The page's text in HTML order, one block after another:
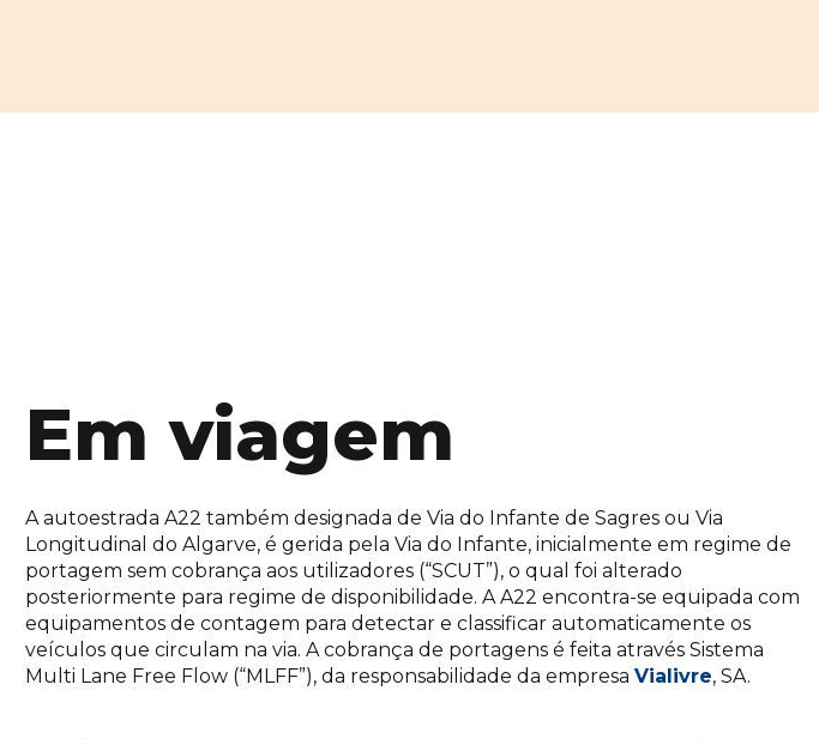
Em viagem
A autoestrada A22 também designada de Via do Infante de Sagres ou Via
Longitudinal do Algarve, é gerida pela Via do Infante, inicialmente em regime de
portagem sem cobrança aos utilizadores (“SCUT”), o qual foi alterado
posteriormente para regime de disponibilidade. A A22 encontra-se equipada com
equipamentos de contagem para detectar e classificar automaticamente os
veículos que circulam na via. A cobrança de portagens é feita através Sistema
Multi Lane Free Flow (“MLFF”), da responsabilidade da empresa Vialivre, SA.